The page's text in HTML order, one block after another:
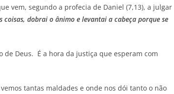
vem, segundo a profecia de Daniel (7,13), a julgar
coisas, dobrai o ânimo e levantai a cabeça porque se
de Deus. É a hora da justiça que esperam com
tantas maldades e onde nos dói tanto o não